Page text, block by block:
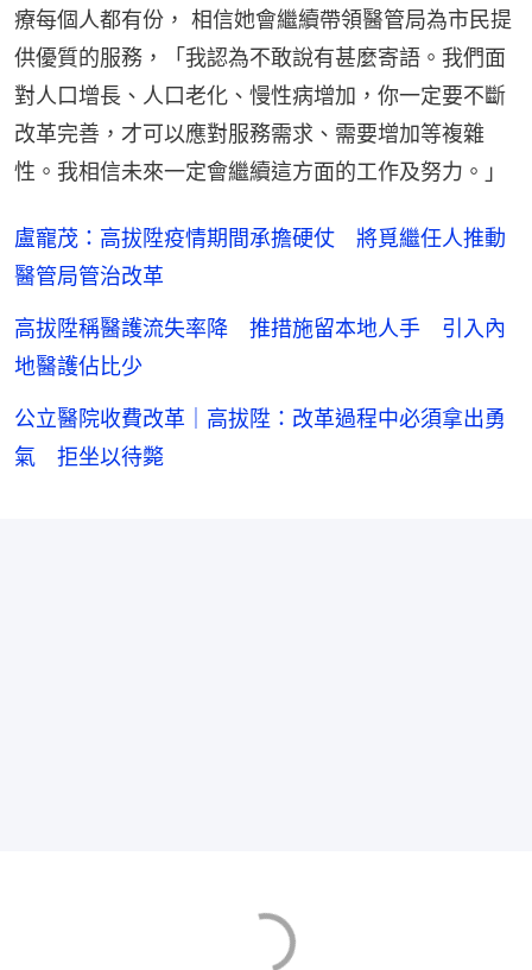
療每個人都有份， 相信她會繼續帶領醫管局為市民提
供優質的服務，「我認為不敢說有甚麼寄語。我們面
對人口增長、人口老化、慢性病增加，你一定要不斷
改革完善，才可以應對服務需求、需要增加等複雜
性。我相信未來一定會繼續這方面的工作及努力。」
盧寵茂：高拔陞疫情期間承擔硬仗 將覓繼任人推動
醫管局管治改革
高拔陞稱醫護流失率降 推措施留本地人手 引入內
地醫護佔比少
公立醫院收費改革｜高拔陞：改革過程中必須拿出勇
氣 拒坐以待斃